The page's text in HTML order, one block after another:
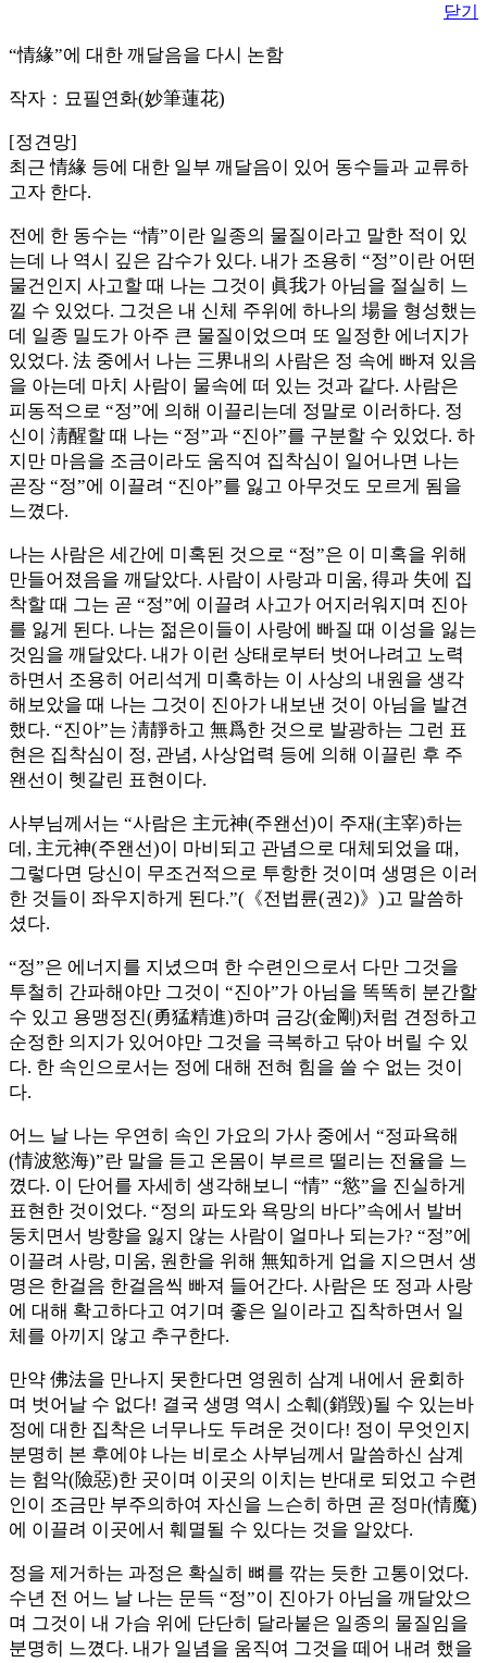
닫기
“情緣”에 대한 깨달음을 다시 논함
작자：묘필연화(妙筆蓮花)
[정견망]
최근 情緣 등에 대한 일부 깨달음이 있어 동수들과 교류하
고자 한다.
전에 한 동수는 “情”이란 일종의 물질이라고 말한 적이 있
는데 나 역시 깊은 감수가 있다. 내가 조용히 “정”이란 어떤
물건인지 사고할 때 나는 그것이 眞我가 아님을 절실히 느
낄 수 있었다. 그것은 내 신체 주위에 하나의 場을 형성했는
데 일종 밀도가 아주 큰 물질이었으며 또 일정한 에너지가
있었다. 法 중에서 나는 三界내의 사람은 정 속에 빠져 있음
을 아는데 마치 사람이 물속에 떠 있는 것과 같다. 사람은
피동적으로 “정”에 의해 이끌리는데 정말로 이러하다. 정
신이 淸醒할 때 나는 “정”과 “진아”를 구분할 수 있었다. 하
지만 마음을 조금이라도 움직여 집착심이 일어나면 나는
곧장 “정”에 이끌려 “진아”를 잃고 아무것도 모르게 됨을
느꼈다.
나는 사람은 세간에 미혹된 것으로 “정”은 이 미혹을 위해
만들어졌음을 깨달았다. 사람이 사랑과 미움, 得과 失에 집
착할 때 그는 곧 “정”에 이끌려 사고가 어지러워지며 진아
를 잃게 된다. 나는 젊은이들이 사랑에 빠질 때 이성을 잃는
것임을 깨달았다. 내가 이런 상태로부터 벗어나려고 노력
하면서 조용히 어리석게 미혹하는 이 사상의 내원을 생각
해보았을 때 나는 그것이 진아가 내보낸 것이 아님을 발견
했다. “진아”는 淸靜하고 無爲한 것으로 발광하는 그런 표
현은 집착심이 정, 관념, 사상업력 등에 의해 이끌린 후 주
왠선이 헷갈린 표현이다.
사부님께서는 “사람은 主元神(주왠선)이 주재(主宰)하는
데, 主元神(주왠선)이 마비되고 관념으로 대체되었을 때,
그렇다면 당신이 무조건적으로 투항한 것이며 생명은 이러
한 것들이 좌우지하게 된다.”(《전법륜(권2)》)고 말씀하
셨다.
“정”은 에너지를 지녔으며 한 수련인으로서 다만 그것을
투철히 간파해야만 그것이 “진아”가 아님을 똑똑히 분간할
수 있고 용맹정진(勇猛精進)하며 금강(金剛)처럼 견정하고
순정한 의지가 있어야만 그것을 극복하고 닦아 버릴 수 있
다. 한 속인으로서는 정에 대해 전혀 힘을 쓸 수 없는 것이
다.
어느 날 나는 우연히 속인 가요의 가사 중에서 “정파욕해
(情波慾海)”란 말을 듣고 온몸이 부르르 떨리는 전율을 느
꼈다. 이 단어를 자세히 생각해보니 “情” “慾”을 진실하게
표현한 것이었다. “정의 파도와 욕망의 바다”속에서 발버
둥치면서 방향을 잃지 않는 사람이 얼마나 되는가? “정”에
이끌려 사랑, 미움, 원한을 위해 無知하게 업을 지으면서 생
명은 한걸음 한걸음씩 빠져 들어간다. 사람은 또 정과 사랑
에 대해 확고하다고 여기며 좋은 일이라고 집착하면서 일
체를 아끼지 않고 추구한다.
만약 佛法을 만나지 못한다면 영원히 삼계 내에서 윤회하
며 벗어날 수 없다! 결국 생명 역시 소훼(銷毁)될 수 있는바
정에 대한 집착은 너무나도 두려운 것이다! 정이 무엇인지
분명히 본 후에야 나는 비로소 사부님께서 말씀하신 삼계
는 험악(險惡)한 곳이며 이곳의 이치는 반대로 되었고 수련
인이 조금만 부주의하여 자신을 느슨히 하면 곧 정마(情魔)
에 이끌려 이곳에서 훼멸될 수 있다는 것을 알았다.
정을 제거하는 과정은 확실히 뼈를 깎는 듯한 고통이었다.
수년 전 어느 날 나는 문득 “정”이 진아가 아님을 깨달았으
며 그것이 내 가슴 위에 단단히 달라붙은 일종의 물질임을
분명히 느꼈다. 내가 일념을 움직여 그것을 떼어 내려 했을